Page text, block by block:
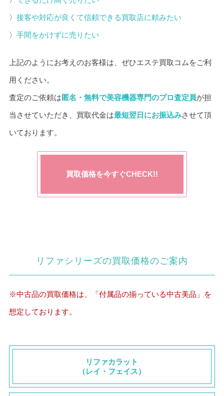
〉 接客や対応が良くて信頼できる買取店に頼みたい
〉 手間をかけずに売りたい
上記のようにお考えのお客様は、ぜひエステ買取コムをご利
用ください。
査定のご依頼は匿名・無料で美容機器専門のプロ査定員が担
当させていただき、買取代金は最短翌日にお振込みさせて頂
いております。
買取価格を今すぐCHECK!!
リファシリーズの買取価格のご案内
※中古品の買取価格は、「付属品の揃っている中古美品」を
想定しております。
リファカラット
（レイ・フェイス）